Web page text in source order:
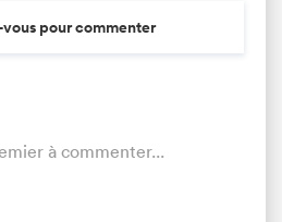
pour commenter
à commenter...